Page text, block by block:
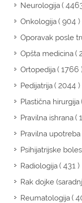
Neurologija(
Onkologija( 904 )
Oporavak posle
Opšta medicina(
Ortopedija( 1766
Pedijatrija( 2044 )
Plastična hirurgija
Pravilna ishrana(
Pravilna
Psihijatrijske
Radiologija( 431 )
Rak dojke
Reumatologija(